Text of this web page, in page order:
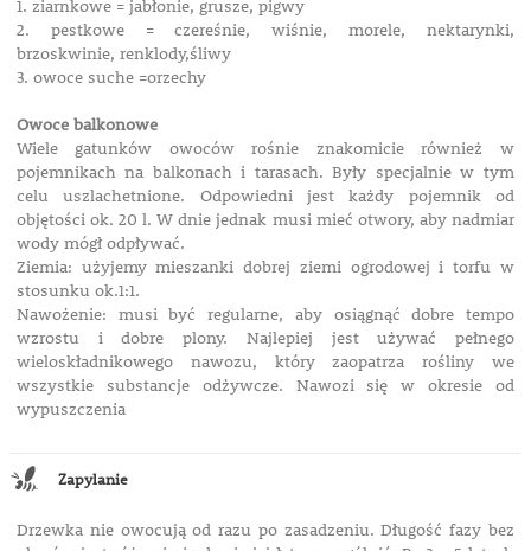
1. ziarnkowe = jabłonie, grusze, pigwy
2. pestkowe = czereśnie, wiśnie, morele, nektarynki,
brzoskwinie, renklody,śliwy
3. owoce suche =orzechy
Owoce balkonowe
Wiele gatunków owoców rośnie znakomicie również w
pojemnikach na balkonach i tarasach. Były specjalnie w tym
celu uszlachetnione. Odpowiedni jest każdy pojemnik od
objętości ok. 20 l. W dnie jednak musi mieć otwory, aby nadmiar
wody mógł odpływać.
Ziemia: użyjemy mieszanki dobrej ziemi ogrodowej i torfu w
stosunku ok.1:1.
Nawożenie: musi być regularne, aby osiągnąć dobre tempo
wzrostu i dobre plony. Najlepiej jest używać pełnego
wieloskładnikowego nawozu, który zaopatrza rośliny we
wszystkie substancje odżywcze. Nawozi się w okresie od
wypuszczenia
Zapylanie
Drzewka nie owocują od razu po zasadzeniu. Długość fazy bez